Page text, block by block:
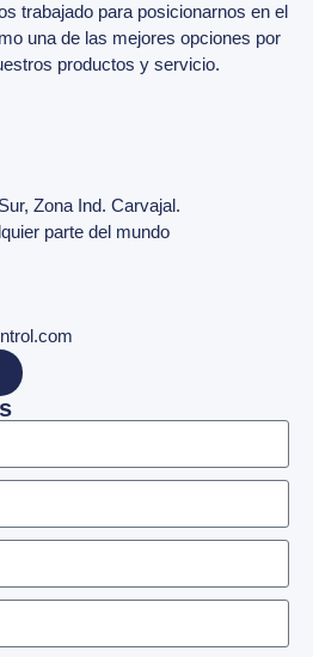
trabajado para posicionarnos en el
una de las mejores opciones por
productos y servicio.
Zona Ind. Carvajal.
parte del mundo